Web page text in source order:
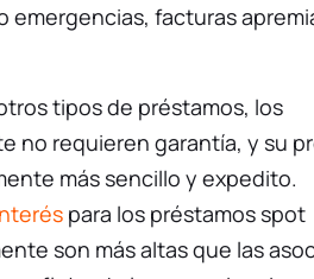
emergencias, facturas
tipos de préstamos, los
no requieren garantía, y su
más sencillo y expedito.
para los préstamos spot
son más altas que las